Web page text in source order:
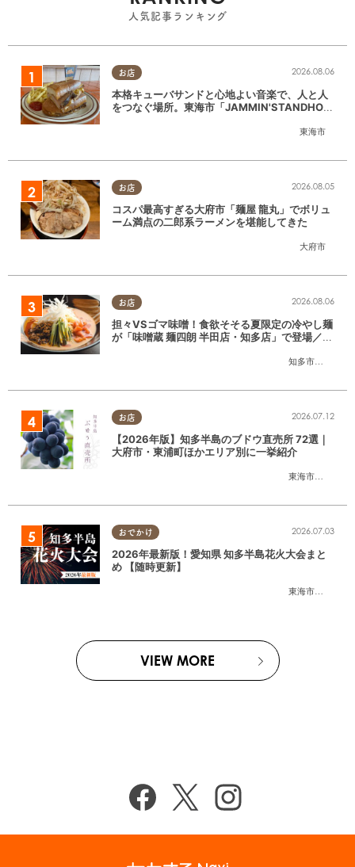
人気記事ランキング
お店
東海市
2026.08.06
本格キューバサンドと心地よい音楽で、人と人
をつなぐ場所。東海市「JAMMIN'STANDHOU
お店
大府市
2026.08.05
コスパ最高すぎる大府市「麺屋 龍丸」でボリュ
ーム満点の二郎系ラーメンを堪能してきた
お店
知多市
,半田市
2026.08.06
担々VSゴマ味噌！食欲そそる夏限定の冷やし麺
が「味噌蔵 麺四朗 半田店・知多店」で登場／ち
お店
東海市
,大府市
2026.07.12
【2026年版】知多半島のブドウ直売所 72選｜
大府市・東浦町ほかエリア別に一挙紹介
おでかけ
東海市
,大府市
2026.07.03
2026年最新版！愛知県 知多半島花火大会まと
め 【随時更新】
VIEW MORE